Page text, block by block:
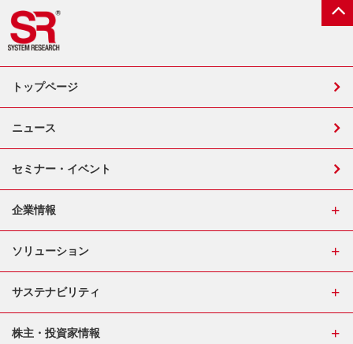
トップページ
ニュース
セミナー・イベント
企業情報
ソリューション
サステナビリティ
株主・投資家情報